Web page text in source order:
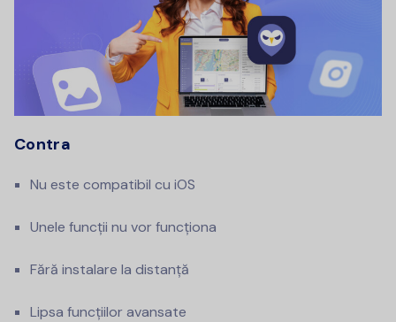
Contra
Nu este compatibil cu iOS
Unele funcții nu vor funcționa
Fără instalare la distanță
Lipsa funcțiilor avansate